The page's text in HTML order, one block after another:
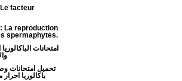
facteur
La reproduction
spermaphytes.
امتحانات
باكالوريا